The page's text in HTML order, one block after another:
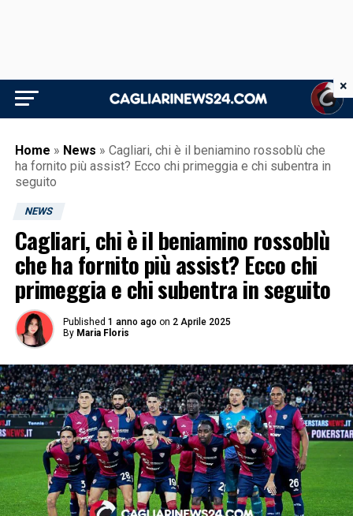
Home » News » Cagliari, chi è il beniamino rossoblù che
ha fornito più assist? Ecco chi primeggia e chi subentra in
seguito
NEWS
Cagliari, chi è il beniamino rossoblù
che ha fornito più assist? Ecco chi
primeggia e chi subentra in seguito
Published 1 anno ago on 2 Aprile 2025
By Maria Floris
×